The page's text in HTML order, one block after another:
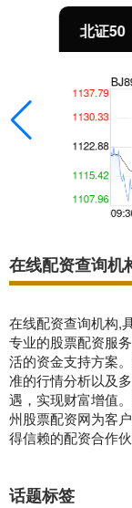
北证50
在线配资查询机
在线配资查询机构,
专业的股票配资服
活的资金支持方案
准的行情分析以及
遇，实现财富增值
州股票配资网为客
得信赖的配资合作伙
话题标签